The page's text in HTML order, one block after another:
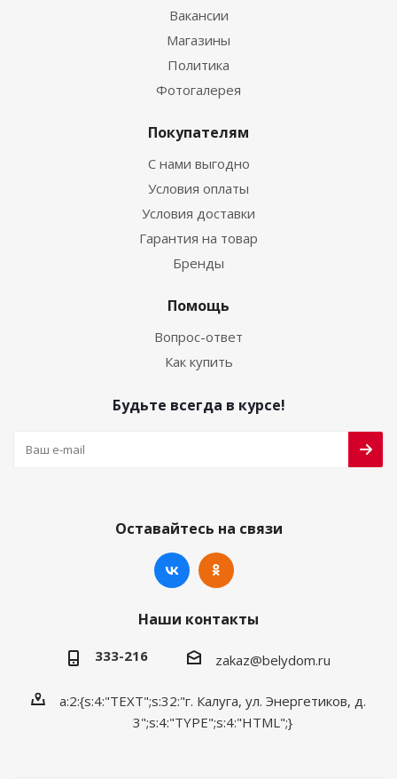
Вакансии
Магазины
Политика
Фотогалерея
Покупателям
С нами выгодно
Условия оплаты
Условия доставки
Гарантия на товар
Бренды
Помощь
Вопрос-ответ
Как купить
Будьте всегда в курсе!
Оставайтесь на связи
Наши контакты
333-216 zakaz@belydom.ru
a:2:{s:4:"TEXT";s:32:"г. Калуга, ул. Энергетиков, д.
3";s:4:"TYPE";s:4:"HTML";}